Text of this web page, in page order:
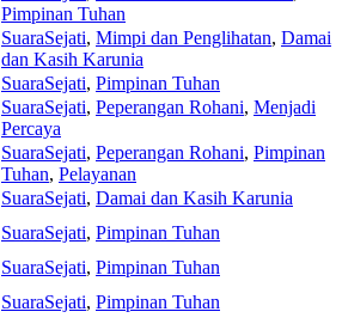
Pimpinan Tuhan
SuaraSejati, Mimpi dan Penglihatan, Damai
dan Kasih Karunia
SuaraSejati, Pimpinan Tuhan
SuaraSejati, Peperangan Rohani, Menjadi
Percaya
SuaraSejati, Peperangan Rohani, Pimpinan
Tuhan, Pelayanan
SuaraSejati, Damai dan Kasih Karunia
SuaraSejati, Pimpinan Tuhan
SuaraSejati, Pimpinan Tuhan
SuaraSejati, Pimpinan Tuhan